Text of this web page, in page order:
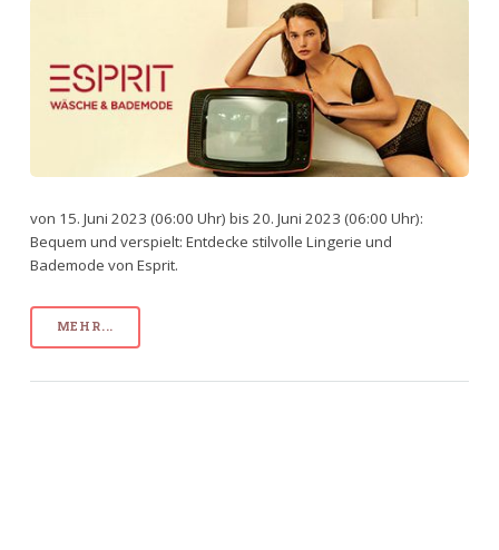
von 15. Juni 2023 (06:00 Uhr) bis 20. Juni 2023 (06:00 Uhr):
Bequem und verspielt: Entdecke stilvolle Lingerie und
Bademode von Esprit.
MEHR...